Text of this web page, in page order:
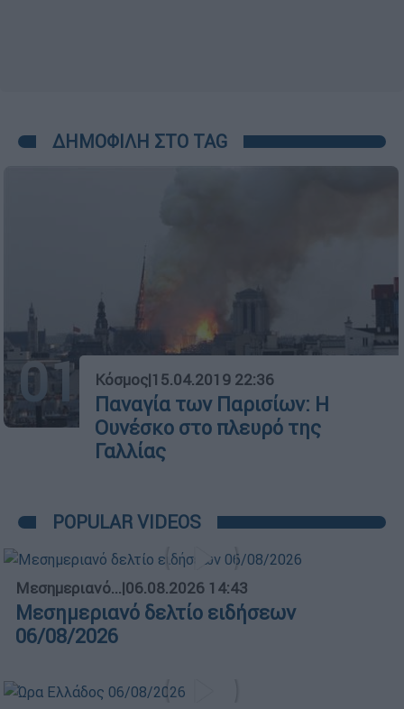
ΔΗΜΟΦΙΛΗ ΣΤΟ TAG
01 Κόσμος|15.04.2019 22:36
Παναγία των Παρισίων: H
Ουνέσκο στο πλευρό της
Γαλλίας
POPULAR VIDEOS
Μεσημεριανό...|06.08.2026 14:43
Μεσημεριανό δελτίο ειδήσεων
06/08/2026